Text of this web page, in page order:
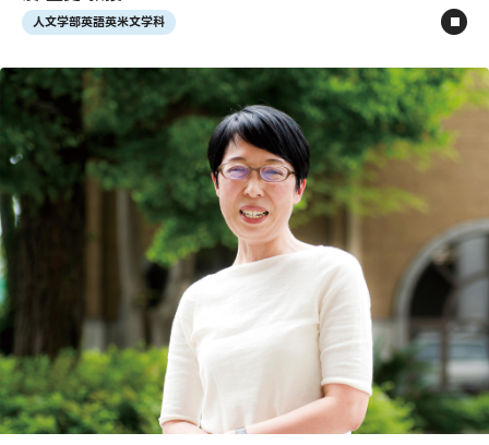
人文学部英語英米文学科